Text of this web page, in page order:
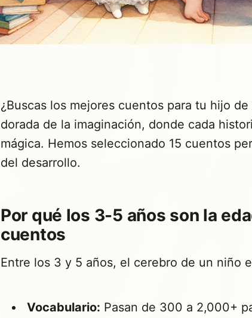
¿Buscas los mejores cuentos para tu hijo
dorada de la imaginación, donde cada
mágica. Hemos seleccionado 15 cuentos
del desarrollo.
Por qué los 3-5 años son la
cuentos
Entre los 3 y 5 años, el cerebro de un niño
Vocabulario: Pasan de 300 a 2,000+